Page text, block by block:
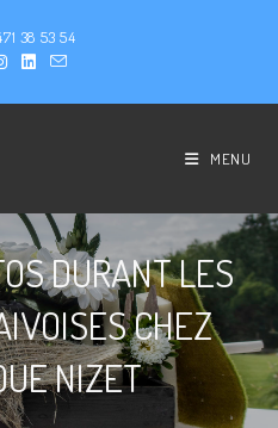
38 53 54
MENU
DURANT LES
CHEZ
NIZET